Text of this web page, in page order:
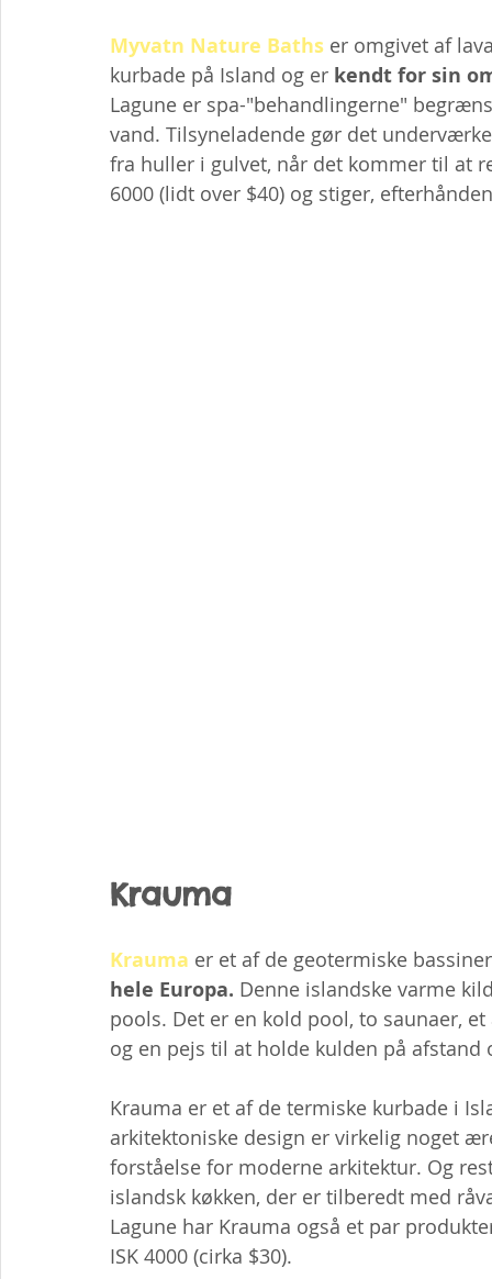
Myvatn Nature Baths er omgivet af
kurbade på Island og er kendt for sin
Lagune er spa-"behandlingerne"
vand. Tilsyneladende gør det
fra huller i gulvet, når det kommer til at
6000 (lidt over $40) og stiger,
Krauma
Krauma er et af de geotermiske
hele Europa. Denne islandske varme
pools. Det er en kold pool, to saunaer,
og en pejs til at holde kulden på afstand
Krauma er et af de termiske kurbade i
arkitektoniske design er virkelig noget
forståelse for moderne arkitektur. Og
islandsk køkken, der er tilberedt med
Lagune har Krauma også et par
ISK 4000 (cirka $30).